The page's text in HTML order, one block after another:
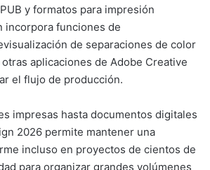
y formatos para impresión
incorpora funciones de
de separaciones de color
aplicaciones de Adobe Creative
el flujo de producción.
impresas hasta documentos digitales
2026 permite mantener una
incluso en proyectos de cientos de
para organizar grandes volúmenes